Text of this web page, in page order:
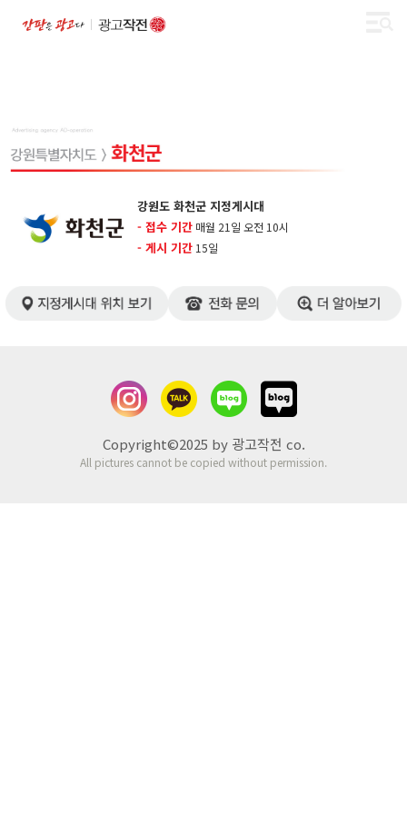
강원도 화천군 지정게시대
- 접수 기간 매월 21일 오전 10시
- 게시 기간 15일
Copyright©2025 by 광고작전 co.
All pictures cannot be copied without permission.